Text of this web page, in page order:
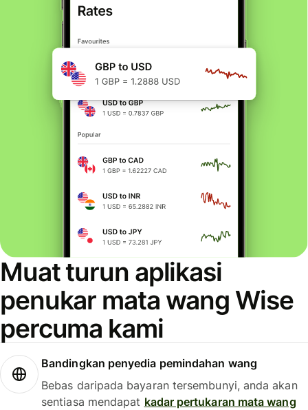
Muat turun aplikasi
penukar mata wang Wise
percuma kami
Bandingkan penyedia pemindahan wang
Bebas daripada bayaran tersembunyi, anda akan
sentiasa mendapat kadar pertukaran mata wang